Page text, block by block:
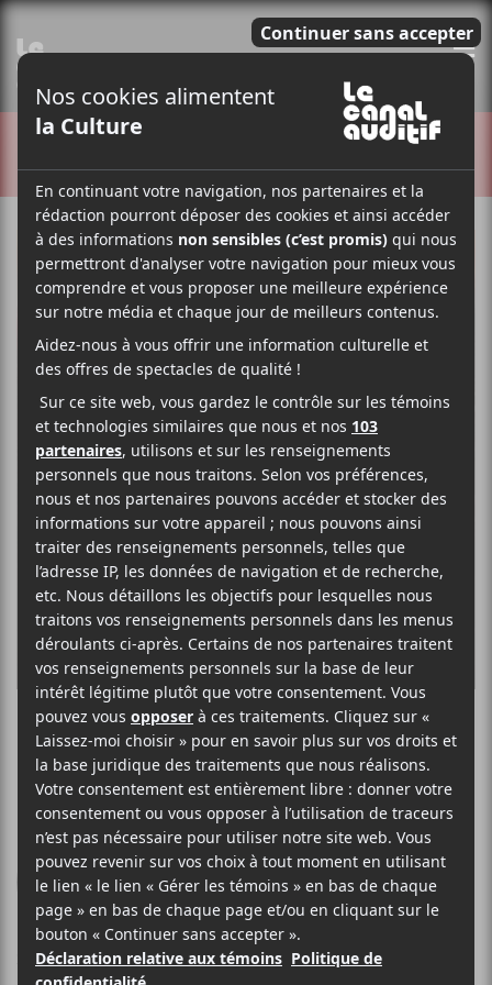
BOOGAT
El Dorado Sunset
Bonsound 2013
7,5
28 FÉVRIER 2013
PARLOUIS-PHILIPPE LABRÈCHE